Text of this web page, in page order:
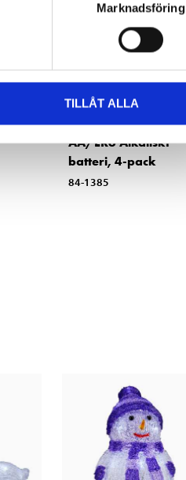
Marknadsföring
TILLÅT ALLA
17
AA/LR6 Alkaliskt
batteri, 4-pack
84-1385